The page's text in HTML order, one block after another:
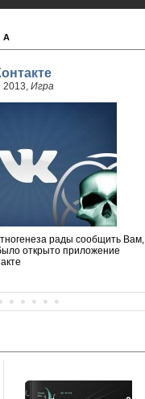
2013, Игра
рады сообщить Вам,
открыто приложение